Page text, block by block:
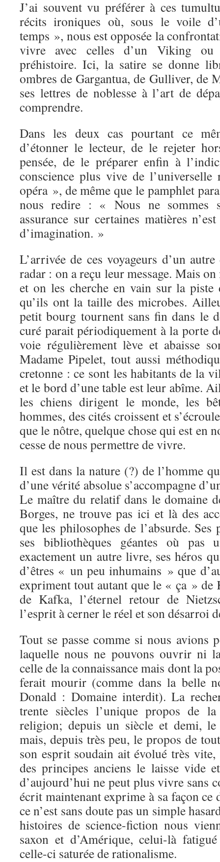
J’ai souvent vu préférer à ces
récits ironiques où, sous le voile
temps », nous est opposée la
vivre avec celles d’un Viking
préhistoire. Ici, la satire se donne
ombres de Gargantua, de Gulliver, de
ses lettres de noblesse à l’art de
comprendre.
Dans les deux cas pourtant ce
d’étonner le lecteur, de le rejeter
pensée, de le préparer enfin à
conscience plus vive de
opéra », de même que le pamphlet
nous redire : « Nous ne sommes
assurance sur certaines matières
d’imagination. »
L’arrivée de ces voyageurs d’un
radar : on a reçu leur message. Mais
et on les cherche en vain sur la piste
qu’ils ont la taille des microbes.
petit bourg tournent sans fin dans le
curé parait périodiquement à la porte
voie régulièrement lève et abaisse
Madame Pipelet, tout aussi
cretonne : ce sont les habitants de la
et le bord d’une table est leur abîme.
les chiens dirigent le monde, les
hommes, des cités croissent et
que le nôtre, quelque chose qui est en
cesse de nous permettre de vivre.
Il est dans la nature (?) de l’homme
d’une vérité absolue s’accompagne
Le maître du relatif dans le domaine
Borges, ne trouve pas ici et là des
que les philosophes de l’absurde. Ses
ses bibliothèques géantes où
exactement un autre livre, ses héros
d’êtres « un peu inhumains » que
expriment tout autant que le « ça » de
de Kafka, l’éternel retour de
l’esprit à cerner le réel et son désarroi
Tout se passe comme si nous avions
laquelle nous ne pouvons ouvrir ni
celle de la connaissance mais dont la
ferait mourir (comme dans la belle
Donald : Domaine interdit). La
trente siècles l’unique propos de
religion; depuis un siècle et demi,
mais, depuis très peu, le propos de
son esprit soudain ait évolué très
des principes anciens le laisse vide
d’aujourd’hui ne peut plus vivre sans
écrit maintenant exprime à sa façon ce
ce n’est sans doute pas un simple
histoires de science-fiction nous
saxon et d’Amérique, celui-là
celle-ci saturée de rationalisme.